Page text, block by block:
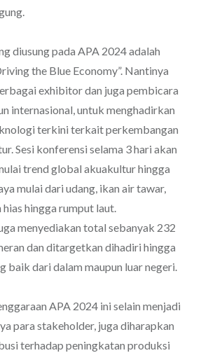
diusung pada APA 2024 adalah
the Blue Economy”. Nantinya
exhibitor dan juga pembicara
internasional, untuk menghadirkan
terkini terkait perkembangan
Sesi konferensi selama 3 hari akan
trend global akuakultur hingga
mulai dari udang, ikan air tawar,
hias hingga rumput laut.
menyediakan total sebanyak 232
dan ditargetkan dihadiri hingga
baik dari dalam maupun luar negeri.
APA 2024 ini selain menjadi
para stakeholder, juga diharapkan
terhadap peningkatan produksi